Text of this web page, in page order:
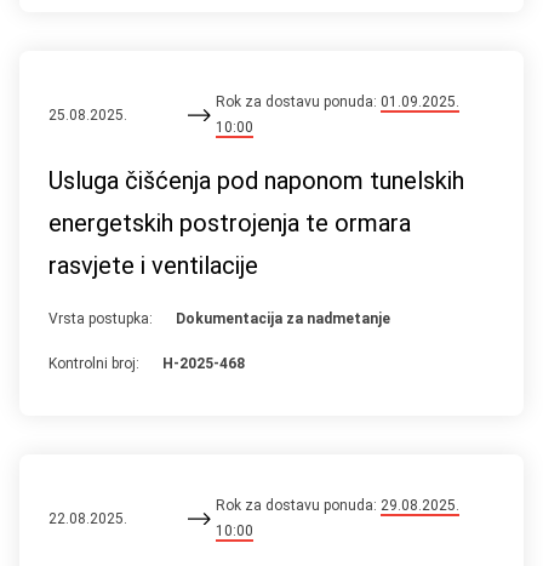
25.08.2025.
Rok za dostavu ponuda:01.09.2025.
10:00
Usluga čišćenja pod naponom tunelskih
energetskih postrojenja te ormara
rasvjete i ventilacije
Vrsta postupka: Dokumentacija za nadmetanje
Kontrolni broj: H-2025-468
22.08.2025.
Rok za dostavu ponuda: 29.08.2025.
10:00